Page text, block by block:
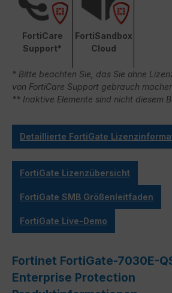
FortiCare
Support*
FortiSandbox
Cloud
* Bitte beachten Sie, das Sie ohne
von FortiCare Support gebrauch
** Inaktive Elemente sind nicht diesem
Detaillierte FortiGate
FortiGate Lizenzübersicht
FortiGate SMB Größenleitfaden
FortiGate Live-Demo
Fortinet FortiGate-7030E-
Enterprise Protection